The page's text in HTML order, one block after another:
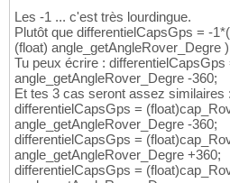
Les -1 ... c'est très lourdingue.
Plutôt que differentielCapsGps = -
(float) angle_getAngleRover_Degre
Tu peux écrire :
angle_getAngleRover_Degre -360;
Et tes 3 cas seront assez similaires :
differentielCapsGps =
angle_getAngleRover_Degre -360;
differentielCapsGps =
angle_getAngleRover_Degre +360;
differentielCapsGps =